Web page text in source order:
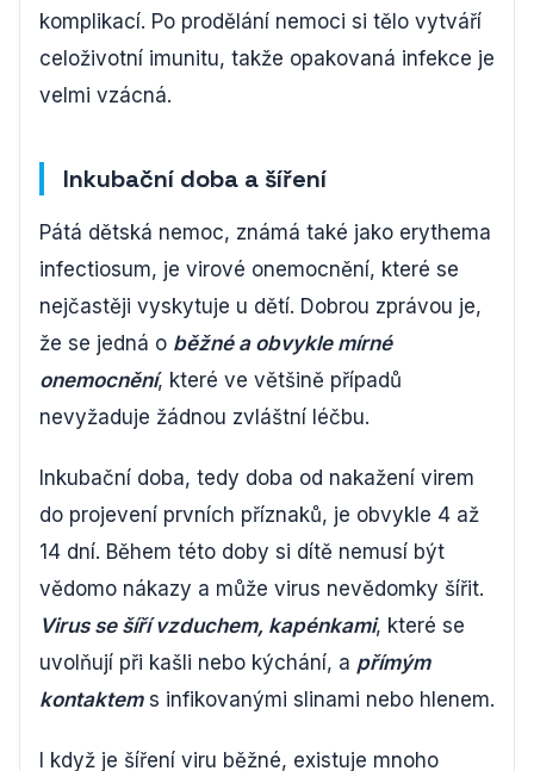
komplikací. Po prodělání nemoci si tělo vytváří
celoživotní imunitu, takže opakovaná infekce je
velmi vzácná.
Inkubační doba a šíření
Pátá dětská nemoc, známá také jako erythema
infectiosum, je virové onemocnění, které se
nejčastěji vyskytuje u dětí. Dobrou zprávou je,
že se jedná o běžné a obvykle mírné
onemocnění, které ve většině případů
nevyžaduje žádnou zvláštní léčbu.
Inkubační doba, tedy doba od nakažení virem
do projevení prvních příznaků, je obvykle 4 až
14 dní. Během této doby si dítě nemusí být
vědomo nákazy a může virus nevědomky šířit.
Virus se šíří vzduchem, kapénkami, které se
uvolňují při kašli nebo kýchání, a přímým
kontaktems infikovanými slinami nebo hlenem.
I když je šíření viru běžné, existuje mnoho